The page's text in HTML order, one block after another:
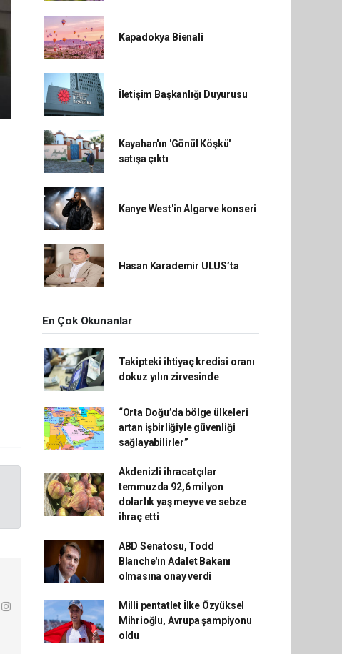
Kapadokya Bienali
İletişim Başkanlığı Duyurusu
Kayahan'ın 'Gönül Köşkü'
satışa çıktı
Kanye West'in Algarve konseri
Hasan Karademir ULUS’ta
En Çok Okunanlar
Takipteki ihtiyaç kredisi oranı
dokuz yılın zirvesinde
“Orta Doğu’da bölge ülkeleri
artan işbirliğiyle güvenliği
sağlayabilirler”
Akdenizli ihracatçılar
temmuzda 92,6 milyon
dolarlık yaş meyve ve sebze
ihraç etti
ABD Senatosu, Todd
Blanche'ın Adalet Bakanı
olmasına onay verdi
Milli pentatlet İlke Özyüksel
Mihrioğlu, Avrupa şampiyonu
oldu